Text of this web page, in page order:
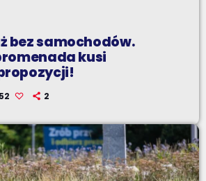
bez samochodów.
kusi
2